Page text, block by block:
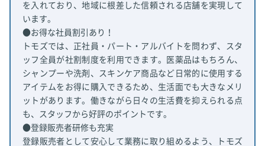
を入れており、地域に根差した信頼される店舗を実現して
います。
●お得な社員割引あり！
トモズでは、正社員・パート・アルバイトを問わず、スタ
ッフ全員が社割制度を利用できます。医薬品はもちろん、
シャンプーや洗剤、スキンケア商品など日常的に使用する
アイテムをお得に購入できるため、生活面でも大きなメリ
ットがあります。働きながら日々の生活費を抑えられる点
も、スタッフから好評のポイントです。
●登録販売者研修も充実
登録販売者として安心して業務に取り組めるよう、トモズ